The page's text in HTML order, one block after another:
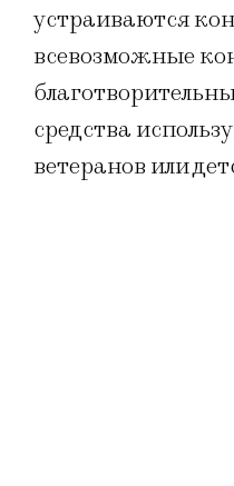
устраиваются
всевозможные
средства
ветеранов или